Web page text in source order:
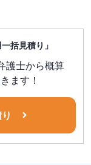
括見積り」
護士から概算
ます！